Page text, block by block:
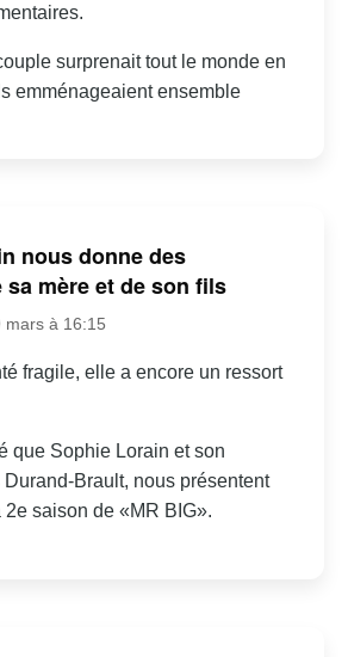
surprenait tout le monde en
emménageaient ensemble
nous donne des
sa mère et de son fils
mars à 16:15
fragile, elle a encore un ressort
que Sophie Lorain et son
Brault, nous présentent
saison de «MR BIG».